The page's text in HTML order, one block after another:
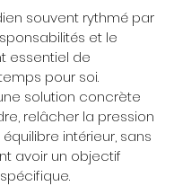
souvent rythmé par
et le
essentiel de
pour soi.
solution concrète
relâcher la pression
intérieur, sans
avoir un objectif